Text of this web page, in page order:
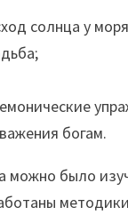
солнца у
богам.
можно было